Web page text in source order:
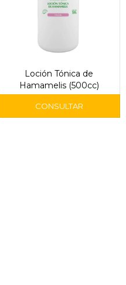
Loción Tónica de
Hamamelis (500cc)